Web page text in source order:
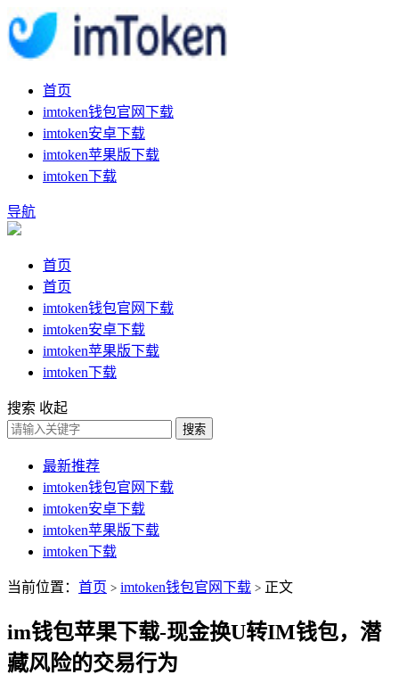
首页
imtoken钱包官网下载
imtoken安卓下载
imtoken苹果版下载
imtoken下载
导航
首页
首页
imtoken钱包官网下载
imtoken安卓下载
imtoken苹果版下载
imtoken下载
搜索 收起
搜索
最新推荐
imtoken钱包官网下载
imtoken安卓下载
imtoken苹果版下载
imtoken下载
当前位置： 首页 > imtoken钱包官网下载 > 正文
im钱包苹果下载-现金换U转IM钱包，潜
藏风险的交易行为